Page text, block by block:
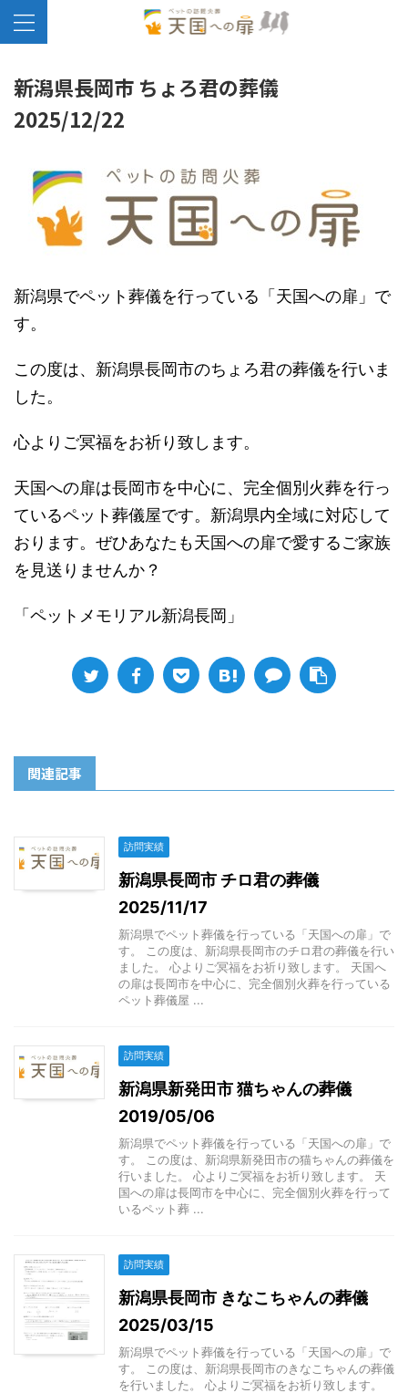
新潟県長岡市 ちょろ君の葬儀
2025/12/22
新潟県でペット葬儀を行っている「天国への扉」で
す。
この度は、新潟県長岡市のちょろ君の葬儀を行いま
した。
心よりご冥福をお祈り致します。
天国への扉は長岡市を中心に、完全個別火葬を行っ
ているペット葬儀屋です。新潟県内全域に対応して
おります。ぜひあなたも天国への扉で愛するご家族
を見送りませんか？
「ペットメモリアル新潟長岡」
関連記事
訪問実績
新潟県長岡市 チロ君の葬儀
2025/11/17
新潟県でペット葬儀を行っている「天国への扉」で
す。 この度は、新潟県長岡市のチロ君の葬儀を行い
ました。 心よりご冥福をお祈り致します。 天国へ
の扉は長岡市を中心に、完全個別火葬を行っている
ペット葬儀屋 ...
訪問実績
新潟県新発田市 猫ちゃんの葬儀
2019/05/06
新潟県でペット葬儀を行っている「天国への扉」で
す。 この度は、新潟県新発田市の猫ちゃんの葬儀を
行いました。 心よりご冥福をお祈り致します。 天
国への扉は長岡市を中心に、完全個別火葬を行って
いるペット葬 ...
訪問実績
新潟県長岡市 きなこちゃんの葬儀
2025/03/15
新潟県でペット葬儀を行っている「天国への扉」で
す。 この度は、新潟県長岡市のきなこちゃんの葬儀
を行いました。 心よりご冥福をお祈り致します。